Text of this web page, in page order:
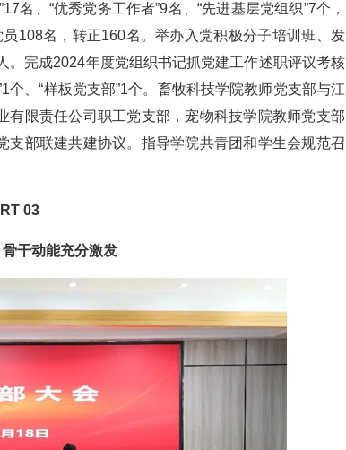
名、“优秀党务工作者”9名、“先进基层党组织”7个，
108名，转正160名。举办入党积极分子培训班、发
。完成2024年度党组织书记抓党建工作述职评议考核
、“样板党支部”1个。畜牧科技学院教师党支部与江
限责任公司职工党支部，宠物科技学院教师党支部
部联建共建协议。指导学院共青团和学生会规范召
03
干动能充分激发